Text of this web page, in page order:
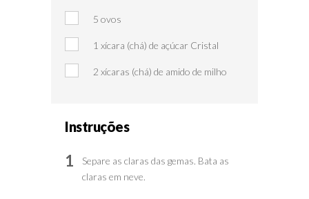
5 ovos
1 xícara (chá) de açúcar Cristal
2 xícaras (chá) de amido de milho
Instruções
1
Separe as claras das gemas. Bata as
claras em neve.